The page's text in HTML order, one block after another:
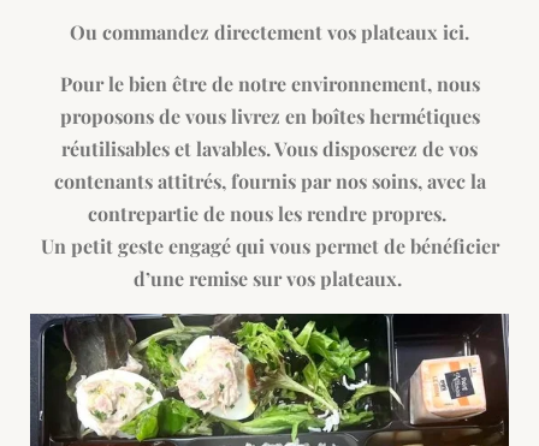
Ou commandez directement vos plateaux ici.
Pour le bien être de notre environnement, nous
proposons de vous livrez en boîtes hermétiques
réutilisables et lavables. Vous disposerez de vos
contenants attitrés, fournis par nos soins, avec la
contrepartie de nous les rendre propres.
Un petit geste engagé qui vous permet de bénéficier
d’une remise sur vos plateaux.